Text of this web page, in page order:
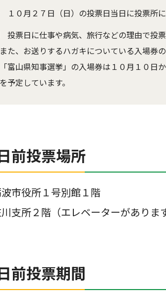
０月２７日（日）の投票日当日に投票所
票日に仕事や病気、旅行などの理由で投
た、お送りするハガキについている入場券
富山県知事選挙」の入場券は１０月１０日
予定しています。
前投票場所
波市役所１号別館１階
川支所２階（エレベーターがありま
前投票期間